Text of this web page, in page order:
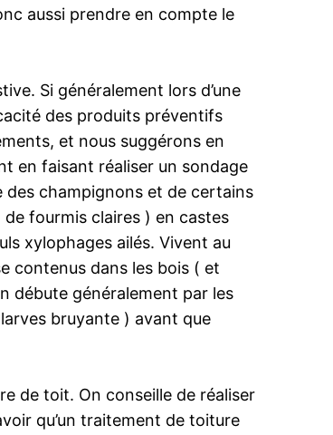
aussi prendre en compte le
Si généralement lors d’une
des produits préventifs
et nous suggérons en
en faisant réaliser un sondage
des champignons et de certains
de fourmis claires ) en castes
xylophages ailés. Vivent au
contenus dans les bois ( et
débute généralement par les
bruyante ) avant que
de toit. On conseille de réaliser
qu’un traitement de toiture